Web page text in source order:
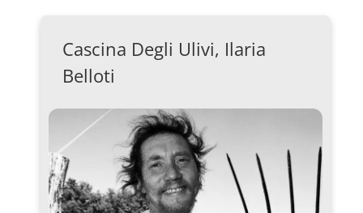
Cascina Degli Ulivi, Ilaria
Belloti